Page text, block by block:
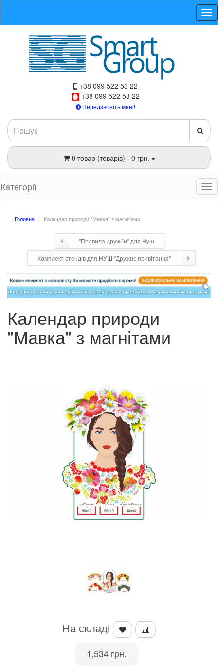
+38 099 522 53 22
+38 099 522 53 22
Передзвоніть мені!
0 товар (товарів) - 0 грн.
Категорії
Головна Календар природи "Мавка" з магнітами
"Правила дружби" для Нуш
Комплект стендів для НУШ "Дружнє привітання"
Календар природи
"Мавка" з магнітами
На складі
1,534 грн.